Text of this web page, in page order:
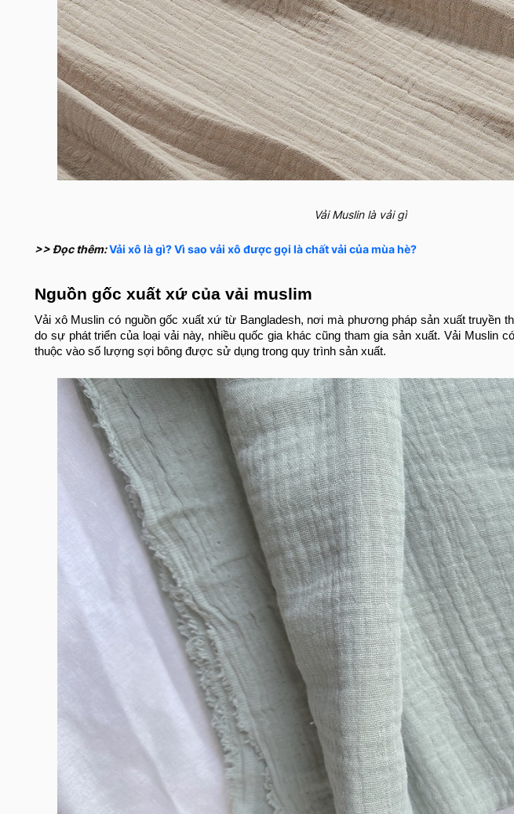
Vải Muslin là vải gì
>> Đọc thêm:Vải xô là gì? Vì sao vải xô được gọi là chất vải của mùa hè?
Nguồn gốc xuất xứ của vải muslim
Vải xô Muslin có nguồn gốc xuất xứ từ Bangladesh, nơi mà phương pháp sản xuất truyền
do sự phát triển của loại vải này, nhiều quốc gia khác cũng tham gia sản xuất. Vải Muslin
thuộc vào số lượng sợi bông được sử dụng trong quy trình sản xuất.